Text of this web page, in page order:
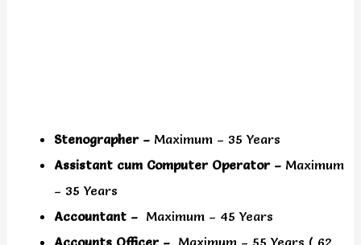
Stenographer – Maximum – 35 Years
Assistant cum Computer Operator – Maximum
– 35 Years
Accountant – Maximum – 45 Years